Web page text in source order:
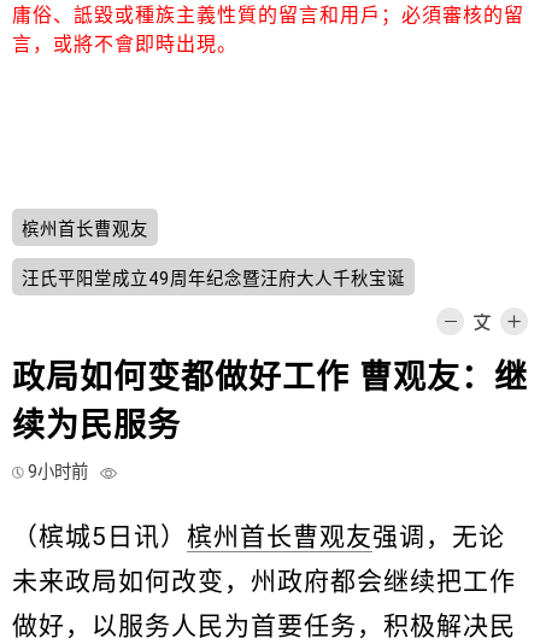
庸俗、詆毀或種族主義性質的留言和用戶；必須審核的留
言，或將不會即時出現。
槟州首长曹观友
汪氏平阳堂成立49周年纪念暨汪府大人千秋宝诞
政局如何变都做好工作 曹观友：继
续为民服务
9小时前
（槟城5日讯） 槟州首长曹观友强调，无论
未来政局如何改变，州政府都会继续把工作
做好，以服务人民为首要任务，积极解决民